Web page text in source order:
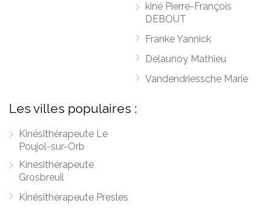
kiné Pierre-François
DEBOUT
Franke Yannick
Delaunoy Mathieu
Vandendriessche Marie
Les villes populaires :
Kinésithérapeute Le
Poujol-sur-Orb
Kinésithérapeute
Grosbreuil
Kinésithérapeute Presles